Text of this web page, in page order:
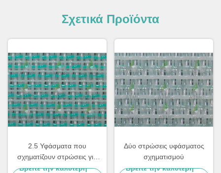
Σχετικά Προϊόντα
2.5 Υφάσματα που
σχηματίζουν στρώσεις για
χαρτί εκτύπωσης
Βρείτε την καλύτερη
Δύο στρώσεις υφάσματος
σχηματισμού
Βρείτε την καλύτερη